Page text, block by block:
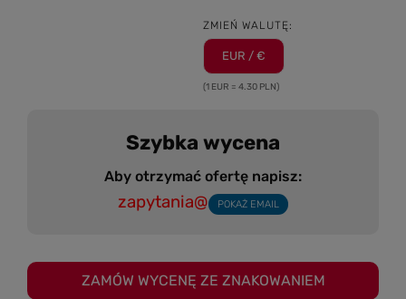
ZMIEŃ WALUTĘ:
EUR / €
(1 EUR = 4.30 PLN)
Szybka wycena
Aby otrzymać ofertę napisz:
zapytania@ POKAŻ EMAIL
ZAMÓW WYCENĘ ZE ZNAKOWANIEM